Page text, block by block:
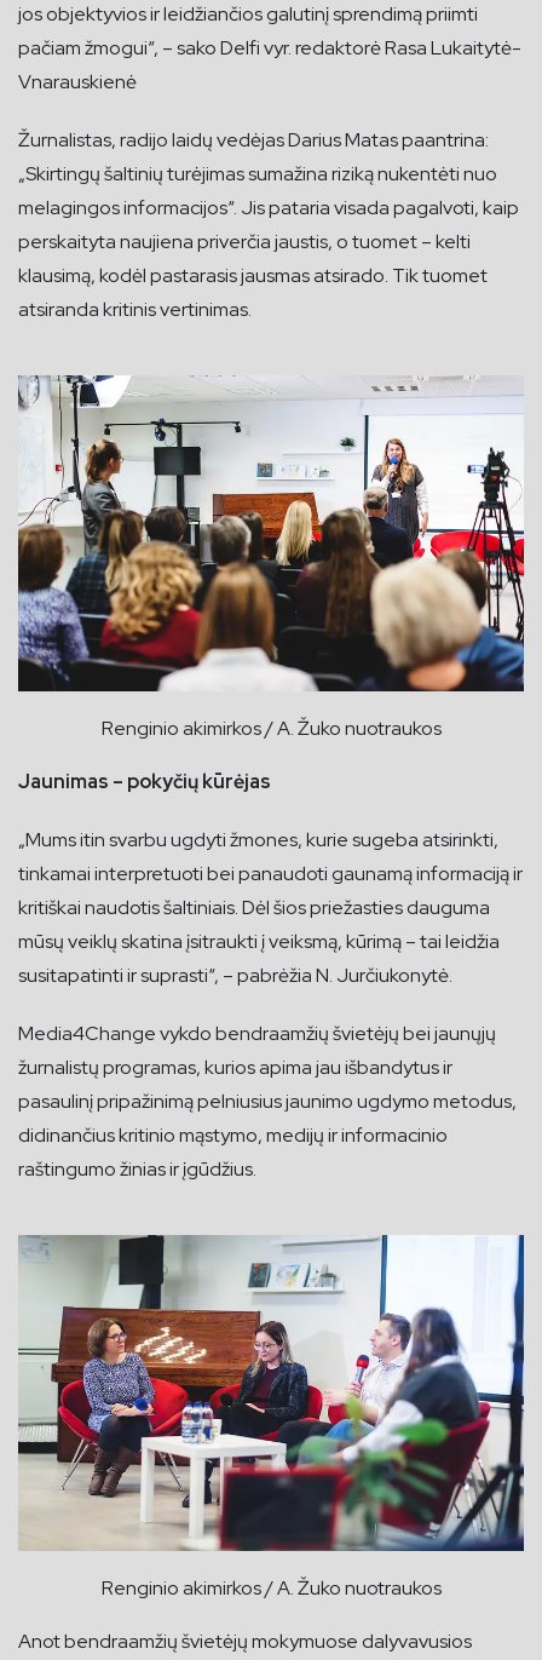
jos objektyvios ir leidžiančios galutinį sprendimą priimti
pačiam žmogui“, – sako Delfi vyr. redaktorė Rasa Lukaitytė-
Vnarauskienė
Žurnalistas, radijo laidų vedėjas Darius Matas paantrina:
„Skirtingų šaltinių turėjimas sumažina riziką nukentėti nuo
melagingos informacijos“. Jis pataria visada pagalvoti, kaip
perskaityta naujiena priverčia jaustis, o tuomet – kelti
klausimą, kodėl pastarasis jausmas atsirado. Tik tuomet
atsiranda kritinis vertinimas.
Renginio akimirkos / A. Žuko nuotraukos
Jaunimas – pokyčių kūrėjas
„Mums itin svarbu ugdyti žmones, kurie sugeba atsirinkti,
tinkamai interpretuoti bei panaudoti gaunamą informaciją ir
kritiškai naudotis šaltiniais. Dėl šios priežasties dauguma
mūsų veiklų skatina įsitraukti į veiksmą, kūrimą – tai leidžia
susitapatinti ir suprasti“, – pabrėžia N. Jurčiukonytė.
Media4Change vykdo bendraamžių švietėjų bei jaunųjų
žurnalistų programas, kurios apima jau išbandytus ir
pasaulinį pripažinimą pelniusius jaunimo ugdymo metodus,
didinančius kritinio mąstymo, medijų ir informacinio
raštingumo žinias ir įgūdžius.
Renginio akimirkos / A. Žuko nuotraukos
Anot bendraamžių švietėjų mokymuose dalyvavusios